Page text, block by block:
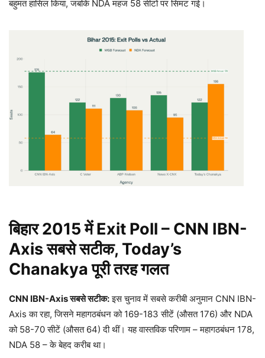
बहुमत हासिल किया, जबकि NDA महज 58 सीटों पर सिमट गई।​
बिहार 2015में Exit Poll – CNN IBN-
Axisसबसे सटीक, Today’s
Chanakyaपूरी तरह गलत
CNN IBN-Axisसबसे सटीक:इस चुनाव में सबसे करीबी अनुमान CNN IBN-
Axis का रहा, जिसने महागठबंधन को 169-183 सीटें (औसत 176) और NDA
को 58-70 सीटें (औसत 64) दी थीं। यह वास्तविक परिणाम – महागठबंधन 178,
NDA 58 – के बेहद करीब था।​